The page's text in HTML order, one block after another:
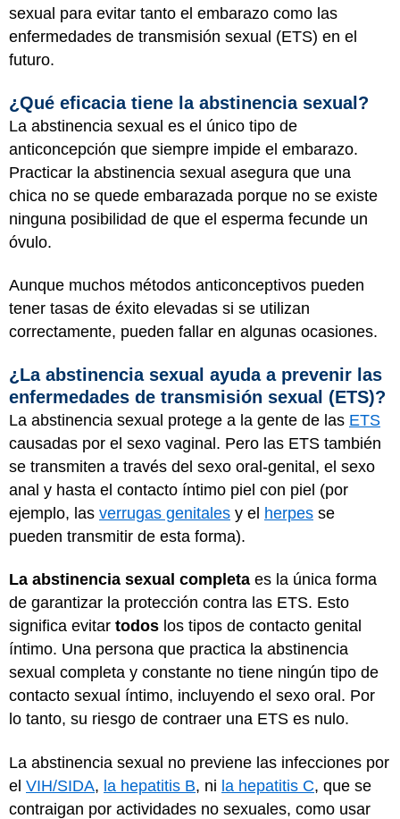
sexual para evitar tanto el embarazo como las
enfermedades de transmisión sexual (ETS) en el
futuro.
¿Qué eficacia tiene la abstinencia sexual?
La abstinencia sexual es el único tipo de
anticoncepción que siempre impide el embarazo.
Practicar la abstinencia sexual asegura que una
chica no se quede embarazada porque no se existe
ninguna posibilidad de que el esperma fecunde un
óvulo.
Aunque muchos métodos anticonceptivos pueden
tener tasas de éxito elevadas si se utilizan
correctamente, pueden fallar en algunas ocasiones.
¿La abstinencia sexual ayuda a prevenir las
enfermedades de transmisión sexual (ETS)?
La abstinencia sexual protege a la gente de las ETS
causadas por el sexo vaginal. Pero las ETS también
se transmiten a través del sexo oral-genital, el sexo
anal y hasta el contacto íntimo piel con piel (por
ejemplo, las verrugas genitales y el herpes se
pueden transmitir de esta forma).
La abstinencia sexual completa es la única forma
de garantizar la protección contra las ETS. Esto
significa evitar todos los tipos de contacto genital
íntimo. Una persona que practica la abstinencia
sexual completa y constante no tiene ningún tipo de
contacto sexual íntimo, incluyendo el sexo oral. Por
lo tanto, su riesgo de contraer una ETS es nulo.
La abstinencia sexual no previene las infecciones por
el VIH/SIDA, la hepatitis B, ni la hepatitis C, que se
contraigan por actividades no sexuales, como usar